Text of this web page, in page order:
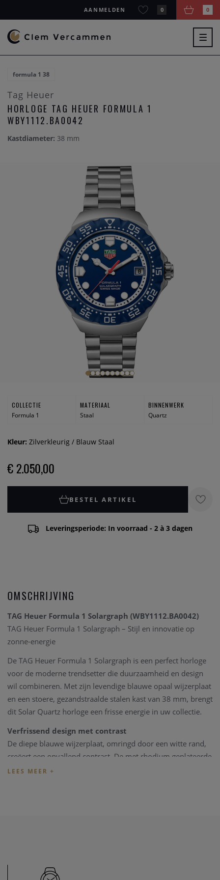
AANMELDEN 0 0
formula 1 38
Tag Heuer
HORLOGE TAG HEUER FORMULA 1
WBY1112.BA0042
Kastdiameter: 38 mm
COLLECTIE
Formula 1
MATERIAAL
Staal
BINNENWERK
Quartz
Kleur: Zilverkleurig / Blauw Staal
€ 2.050,00
BESTEL ARTIKEL
Leveringsperiode: In voorraad - 2 à 3 dagen
OMSCHRIJVING
TAG Heuer Formula 1 Solargraph (WBY1112.BA0042)
TAG Heuer Formula 1 Solargraph – Stijl en innovatie op
zonne-energie
De TAG Heuer Formula 1 Solargraph is een perfect horloge
voor de moderne trendsetter die duurzaamheid en design
wil combineren. Met zijn levendige blauwe opaal wijzerplaat
en een stoere, gezandstraalde stalen kast van 38 mm, brengt
dit Solar Quartz horloge een frisse energie in uw collectie.
Verfrissend design met contrast
De diepe blauwe wijzerplaat, omringd door een witte rand,
creëert een opvallend contrast. De met rhodium geplateerde
wijzers en indexen, voorzien van Super-LumiNova®,
veiligheidsdrukknoppen bieden niet alleen een stijlvolle
uitstraling, maar ook een comfortabele pasvorm voor elke